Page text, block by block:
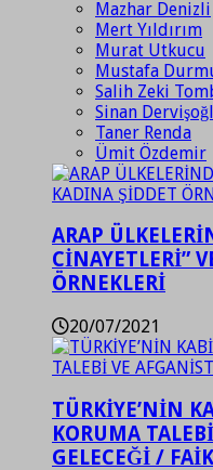
Mazhar Denizli
Mert Yıldırım
Murat Utkucu
Mustafa
Salih Zeki
Sinan
Taner Renda
Ümit Özdemir
ARAP
CİNAYETLERİ”
ÖRNEKLERİ
20/07/2021
TÜRKİYE’NİN
KORUMA
GELECEĞİ /